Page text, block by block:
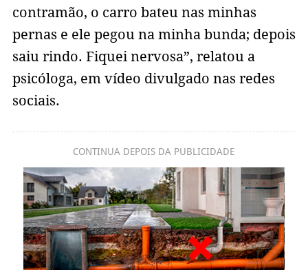
contramão, o carro bateu nas minhas
pernas e ele pegou na minha bunda; depois
saiu rindo. Fiquei nervosa”, relatou a
psicóloga, em vídeo divulgado nas redes
sociais.
CONTINUA DEPOIS DA PUBLICIDADE